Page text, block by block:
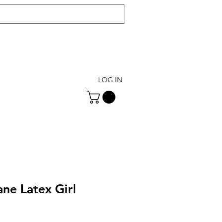
LOG IN
Latex Girl